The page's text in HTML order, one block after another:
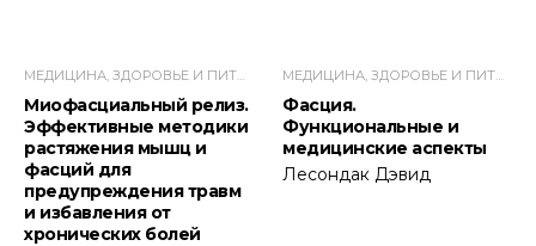
МЕДИЦИНА, ЗДОРОВЬЕ И ПИТАНИЕ
Миофасциальный релиз.
Эффективные методики
растяжения мышц и
фасций для
предупреждения травм
и избавления от
хронических болей
МЕДИЦИНА, ЗДОРОВЬЕ И ПИТАНИЕ
Фасция.
Функциональные и
медицинские аспекты
Лесондак Дэвид